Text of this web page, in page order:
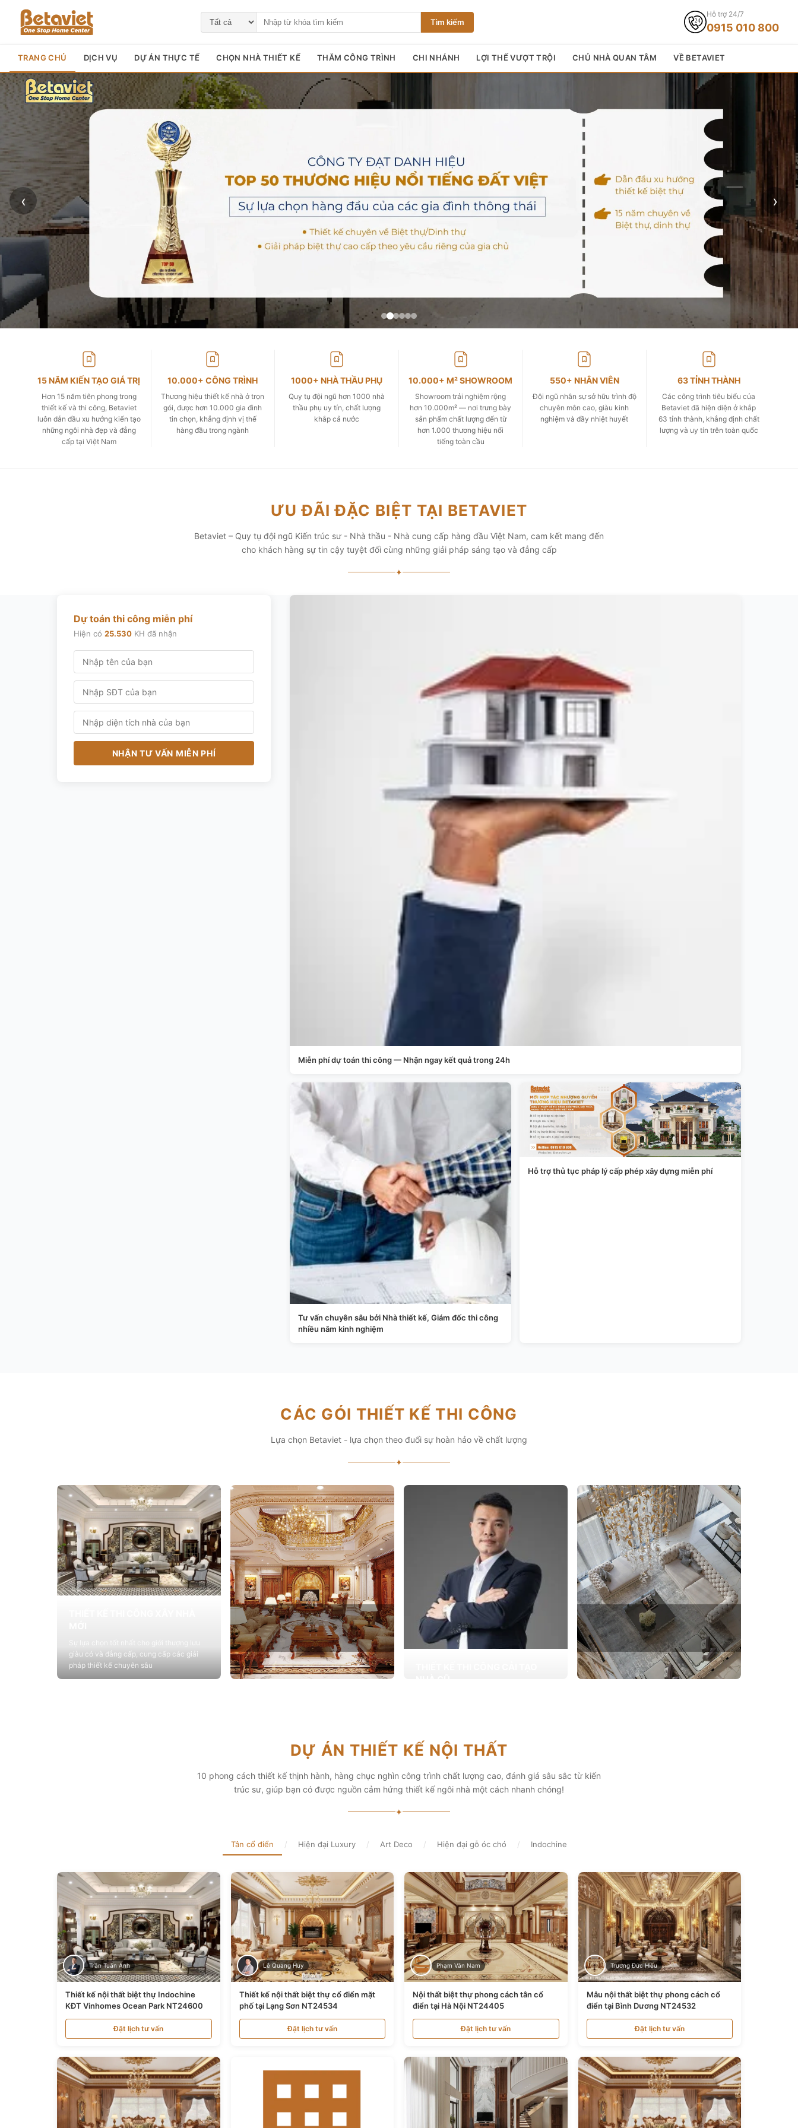
Tìm kiếm
Hỗ trợ 24/7
0915 010 800
TRANG CHỦ DỊCH VỤ DỰ ÁN THỰC TẾ CHỌN NHÀ THIẾT KẾ THĂM CÔNG TRÌNH CHI NHÁNH LỢI THẾ VƯỢT TRỘI CHỦ NHÀ QUAN TÂM VỀ BETAVIET
‹ ›
15 NĂM KIẾN TẠO GIÁ TRỊ
Hơn 15 năm tiên phong trong
thiết kế và thi công, Betaviet
luôn dẫn đầu xu hướng kiến tạo
những ngôi nhà đẹp và đẳng
cấp tại Việt Nam
10.000+ CÔNG TRÌNH
Thương hiệu thiết kế nhà ở trọn
gói, được hơn 10.000 gia đình
tin chọn, khẳng định vị thế
hàng đầu trong ngành
1000+ NHÀ THẦU PHỤ
Quy tụ đội ngũ hơn 1000 nhà
thầu phụ uy tín, chất lượng
khắp cả nước
10.000+ M² SHOWROOM
Showroom trải nghiệm rộng
hơn 10.000m² — nơi trưng bày
sản phẩm chất lượng đến từ
hơn 1.000 thương hiệu nổi
tiếng toàn cầu
550+ NHÂN VIÊN
Đội ngũ nhân sự sở hữu trình độ
chuyên môn cao, giàu kinh
nghiệm và đầy nhiệt huyết
63 TỈNH THÀNH
Các công trình tiêu biểu của
Betaviet đã hiện diện ở khắp
63 tỉnh thành, khẳng định chất
lượng và uy tín trên toàn quốc
ƯU ĐÃI ĐẶC BIỆT TẠI BETAVIET
Betaviet – Quy tụ đội ngũ Kiến trúc sư - Nhà thầu - Nhà cung cấp hàng đầu Việt Nam, cam kết mang đến
cho khách hàng sự tin cậy tuyệt đối cùng những giải pháp sáng tạo và đẳng cấp
✦
Dự toán thi công miễn phí
Hiện có 25.530 KH đã nhận
NHẬN TƯ VẤN MIỄN PHÍ
Miễn phí dự toán thi công — Nhận ngay kết quả trong 24h
Tư vấn chuyên sâu bởi Nhà thiết kế, Giám đốc thi công
nhiều năm kinh nghiệm
Hỗ trợ thủ tục pháp lý cấp phép xây dựng miễn phí
CÁC GÓI THIẾT KẾ THI CÔNG
Lựa chọn Betaviet - lựa chọn theo đuổi sự hoàn hảo về chất lượng
✦
giàu có và đẳng cấp, cung cấp các giải
pháp thiết kế chuyên sâu
Xem chi tiết
DỰ ÁN THIẾT KẾ NỘI THẤT
10 phong cách thiết kế thịnh hành, hàng chục nghìn công trình chất lượng cao, đánh giá sâu sắc từ kiến
trúc sư, giúp bạn có được nguồn cảm hứng thiết kế ngôi nhà một cách nhanh chóng!
✦
Tân cổ điển / Hiện đại Luxury / Art Deco / Hiện đại gỗ óc chó / Indochine
Trần Tuấn Anh
Thiết kế nội thất biệt thự Indochine
KĐT Vinhomes Ocean Park NT24600
Đặt lịch tư vấn
Lê Quang Huy
Thiết kế nội thất biệt thự cổ điển mặt
phố tại Lạng Sơn NT24534
Đặt lịch tư vấn
Phạm Văn Nam
Nội thất biệt thự phong cách tân cổ
điển tại Hà Nội NT24405
Đặt lịch tư vấn
Trương Đức Hiếu
Mẫu nội thất biệt thự phong cách cổ
điển tại Bình Dương NT24532
Đặt lịch tư vấn